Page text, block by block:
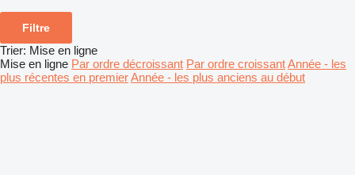
Filtre
Trier: Mise en ligne
Mise en ligne Par ordre décroissant Par ordre croissantAnnée - les
plus récentes en premierAnnée - les plus anciens au début